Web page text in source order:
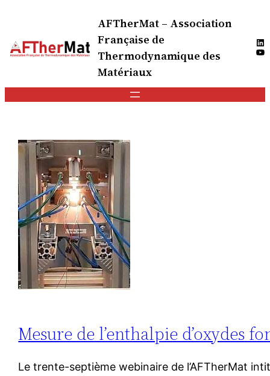
AFTherMat – Association
Française de
Thermodynamique des
Matériaux
Mesure de l’enthalpie d’oxydes
Le trente-septième webinaire de l’AFTherMat